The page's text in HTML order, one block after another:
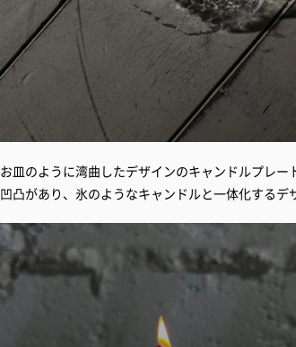
お皿のように湾曲したデザインのキャンドルプレー
凹凸があり、氷のようなキャンドルと一体化するデ